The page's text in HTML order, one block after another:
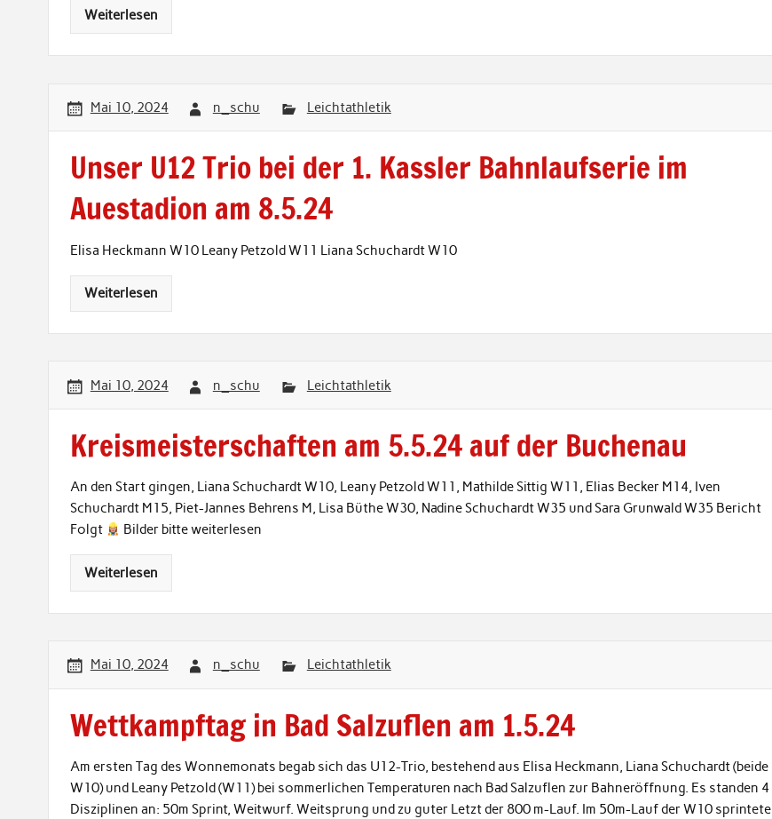
Weiterlesen
Mai 10, 2024 n_schu Leichtathletik
Unser U12 Trio bei der 1. Kassler Bahnlaufserie im
Auestadion am 8.5.24
Elisa Heckmann W10 Leany Petzold W11 Liana Schuchardt W10
Weiterlesen
Mai 10, 2024 n_schu Leichtathletik
Kreismeisterschaften am 5.5.24 auf der Buchenau
An den Start gingen, Liana Schuchardt W10, Leany Petzold W11, Mathilde Sittig W11, Elias Becker M14, Iven
Schuchardt M15, Piet-Jannes Behrens M, Lisa Büthe W30, Nadine Schuchardt W35 und Sara Grunwald W35 Bericht
Folgt
Bilder bitte weiterlesen
Weiterlesen
Mai 10, 2024 n_schu Leichtathletik
Wettkampftag in Bad Salzuflen am 1.5.24
Am ersten Tag des Wonnemonats begab sich das U12-Trio, bestehend aus Elisa Heckmann, Liana Schuchardt (beide
W10) und Leany Petzold (W11) bei sommerlichen Temperaturen nach Bad Salzuflen zur Bahneröffnung. Es standen 4
Disziplinen an: 50m Sprint, Weitwurf. Weitsprung und zu guter Letzt der 800 m-Lauf. Im 50m-Lauf der W10 sprintete